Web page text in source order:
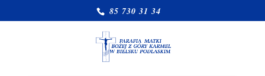
85 730 31 34